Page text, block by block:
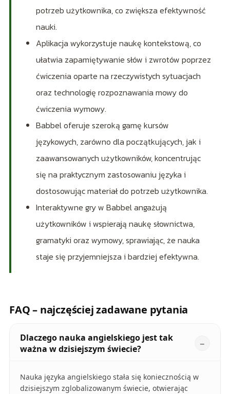
potrzeb użytkownika, co zwiększa efektywność
nauki.
Aplikacja wykorzystuje naukę kontekstową, co
ułatwia zapamiętywanie słów i zwrotów poprzez
ćwiczenia oparte na rzeczywistych sytuacjach
oraz technologię rozpoznawania mowy do
ćwiczenia wymowy.
Babbel oferuje szeroką gamę kursów
językowych, zarówno dla początkujących, jak i
zaawansowanych użytkowników, koncentrując
się na praktycznym zastosowaniu języka i
dostosowując materiał do potrzeb użytkownika.
Interaktywne gry w Babbel angażują
użytkowników i wspierają naukę słownictwa,
gramatyki oraz wymowy, sprawiając, że nauka
staje się przyjemniejsza i bardziej efektywna.
FAQ – najczęściej zadawane pytania
Dlaczego nauka angielskiego jest tak
ważna w dzisiejszym świecie?
Nauka języka angielskiego stała się koniecznością w
dzisiejszym zglobalizowanym świecie, otwierając